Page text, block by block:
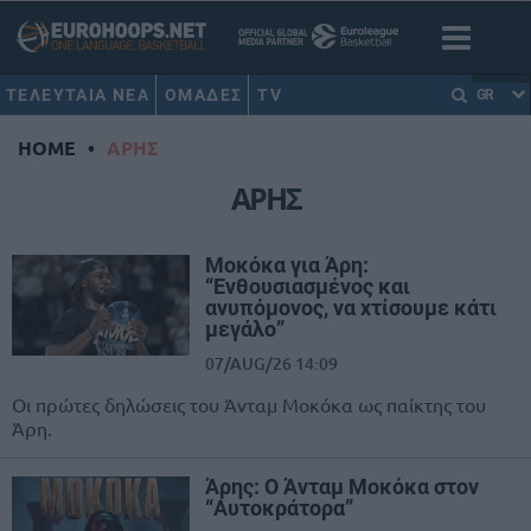
ΤΕΛΕΥΤΑΙΑ ΝΕΑ ΟΜΑΔΕΣ TV GR
HOME • ΑΡΗΣ
ΑΡΗΣ
Μοκόκα για Άρη:
“Ενθουσιασμένος και
ανυπόμονος, να χτίσουμε κάτι
μεγάλο”
07/AUG/26 14:09
Οι πρώτες δηλώσεις του Άνταμ Μοκόκα ως παίκτης του
Άρη.
Άρης: Ο Άνταμ Μοκόκα στον
“Αυτοκράτορα”